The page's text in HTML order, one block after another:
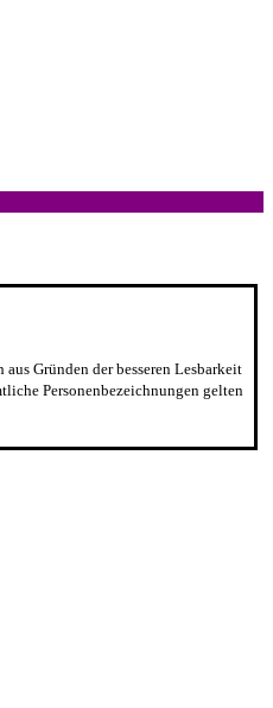
Gründen der besseren Lesbarkeit
Personenbezeichnungen gelten